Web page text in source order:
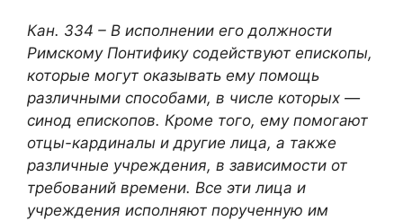
Кан. 334 – В исполнении его должности
Римскому Понтифику содействуют епископы,
которые могут оказывать ему помощь
различными способами, в числе которых —
синод епископов. Кроме того, ему помогают
отцы-кардиналы и другие лица, а также
различные учреждения, в зависимости от
требований времени. Все эти лица и
учреждения исполняют порученную им